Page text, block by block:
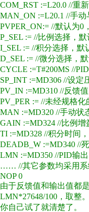
COM_RST :=L20.0 //重
MAN_ON :=L20.1 //手
PVPER_ON:= //默认为
P_SEL := //比例选择，
I_SEL := //积分选择，默
D_SEL := //微分选择，
CYCLE :=T#200MS //
SP_INT :=MD306 //设定
PV_IN :=MD310 //反馈
PV_PER := //未经规格化
MAN :=MD320 //手动状
GAIN :=MD324 //比例增
TI :=MD328 //积分时间
DEADB_W :=MD340 //
LMN :=MD350 //PID输出
…… //其它参数均采用系
NOP 0
由于反馈值和输出值都
LMN*27648/100，取整。
你自己试了就清楚了。